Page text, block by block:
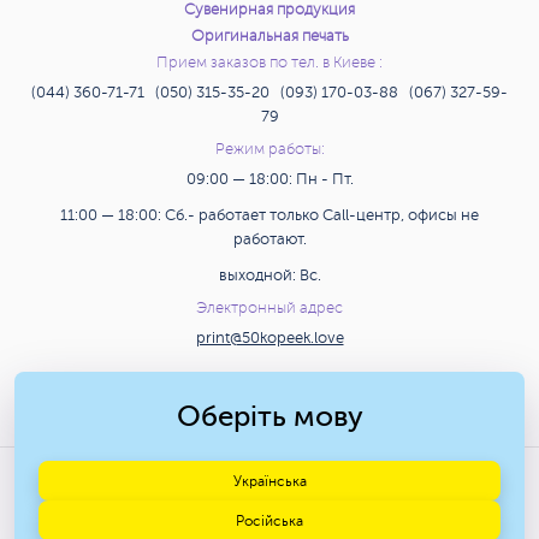
1 228 грн. Заказать
1 291 грн. 1 395 грн.
1 449 грн. 1 565 грн.
1 543 грн.
1 580 грн. Заказать
3 434 грн. Заказать
3 383 грн. 1 908 грн.
3 335 грн. Заказать
Сувенирная продукция
Оригинальная печать
Прием заказов по тел. в Киеве :
(044) 360-71-71 (050) 315-35-20 (093) 170-03-88 (067) 327-59-
79
Режим работы:
09:00 — 18:00: Пн - Пт.
11:00 — 18:00: Сб.- работает только Call-центр, офисы не
работают.
выходной: Вс.
Электронный адрес
print@50kopeek.love
© 2009-2026 Типография
Оберіть мову
Українська
Російська